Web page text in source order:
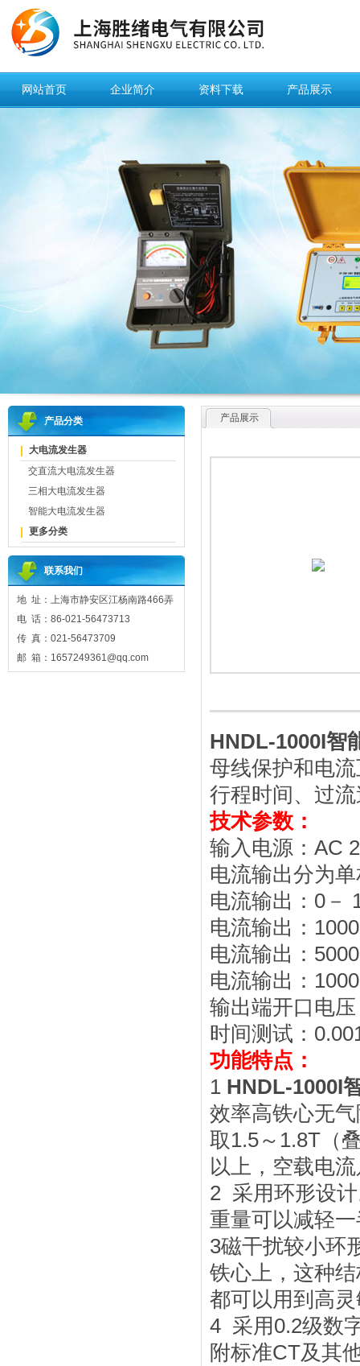
网站首页 企业简介 资料下载 产品展示
产品分类
大电流发生器
交直流大电流发生器
三相大电流发生器
智能大电流发生器
更多分类
联系我们
地 址：上海市静安区江杨南路466弄
电 话：86-021-56473713
传 真：021-56473709
邮 箱：1657249361@qq.com
产品展示
HNDL-1000I智
母线保护和电
行程时间、过
技术参数：
输入电源：AC
电流输出分为
电流输出：0
电流输出：
电流输出：
电流输出：
输出端开
时间测试：
功能特点：
1 HNDL-1000I
效率高铁心无
取1.5～1.8T（
以上，空载电
2 采用环形设
重量可以减轻
3磁干扰较小环
铁心上，这种
都可以用到高
4 采用0.2级数
附标准CT及其